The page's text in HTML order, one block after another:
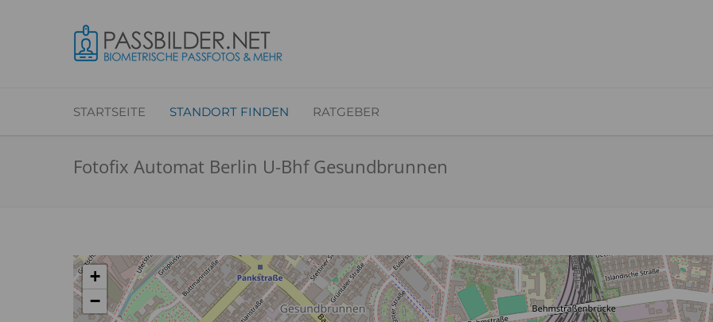
STARTSEITE STANDORT FINDEN RATGEBER
Fotofix Automat Berlin U-Bhf Gesundbrunnen
+
−